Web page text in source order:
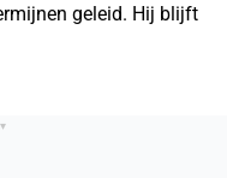
geleid. Hij blijft